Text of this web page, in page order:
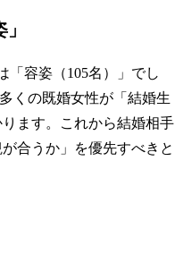
「容姿（105名）」でし
くの既婚女性が「結婚生
ます。これから結婚相手
合うか」を優先すべきと